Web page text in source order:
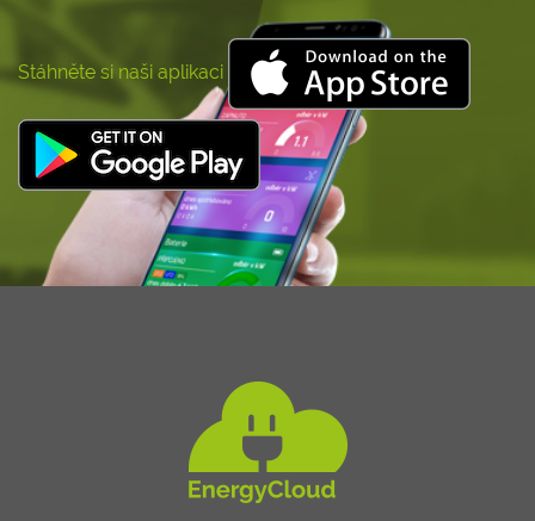
Stáhněte si naši aplikaci